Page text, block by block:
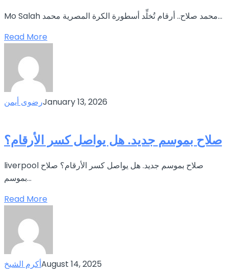
Mo Salah محمد صلاح.. أرقام تُخلِّد أسطورة الكرة المصرية محمد...
Read More
رضوى أيمنJanuary 13, 2026
صلاح بموسم جديد. هل يواصل كسر الأرقام؟
liverpool صلاح بموسم جديد. هل يواصل كسر الأرقام؟ صلاح
بموسم...
Read More
أكرم الشيخAugust 14, 2025